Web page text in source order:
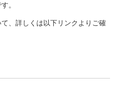
。
、詳しくは以下リンクよりご確